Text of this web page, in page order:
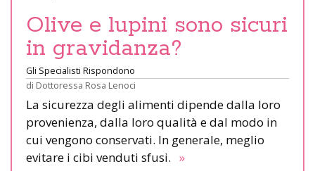
Olive e lupini sono sicuri
in gravidanza?
Gli Specialisti Rispondono
di Dottoressa Rosa Lenoci
La sicurezza degli alimenti dipende dalla loro
provenienza, dalla loro qualità e dal modo in
cui vengono conservati. In generale, meglio
evitare i cibi venduti sfusi. »